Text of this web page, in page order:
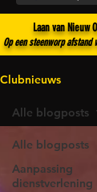
Laan van Nieuw
Op een steenworp afstand
Clubnieuws
Alle blogposts
Aanpassing
dienstverlening
Alle blogposts